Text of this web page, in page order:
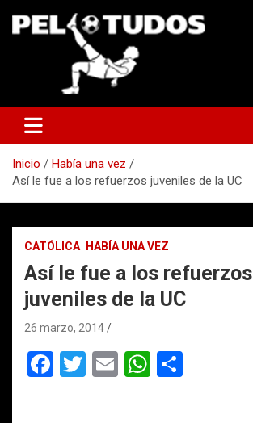
Inicio
Había una vez
Así le fue a los refuerzos juveniles de la UC
CATÓLICA HABÍA UNA VEZ
Así le fue a los refuerzos
juveniles de la UC
26 marzo, 2014
F
T
E
W